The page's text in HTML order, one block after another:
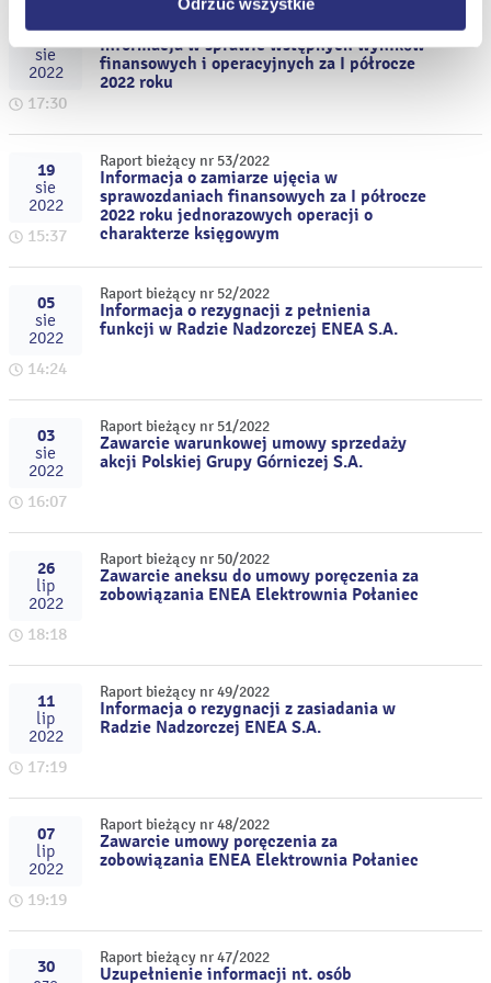
30
sie
2022
17:30
Raport bieżący nr 54/2022
Informacja w sprawie wstępnych wyników
finansowych i operacyjnych za I półrocze
2022 roku
19
sie
2022
15:37
Raport bieżący nr 53/2022
Informacja o zamiarze ujęcia w
sprawozdaniach finansowych za I półrocze
2022 roku jednorazowych operacji o
charakterze księgowym
05
sie
2022
14:24
Raport bieżący nr 52/2022
Informacja o rezygnacji z pełnienia
funkcji w Radzie Nadzorczej ENEA S.A.
03
sie
2022
16:07
Raport bieżący nr 51/2022
Zawarcie warunkowej umowy sprzedaży
akcji Polskiej Grupy Górniczej S.A.
26
lip
2022
18:18
Raport bieżący nr 50/2022
Zawarcie aneksu do umowy poręczenia za
zobowiązania ENEA Elektrownia Połaniec
11
lip
2022
17:19
Raport bieżący nr 49/2022
Informacja o rezygnacji z zasiadania w
Radzie Nadzorczej ENEA S.A.
07
lip
2022
19:19
Raport bieżący nr 48/2022
Zawarcie umowy poręczenia za
zobowiązania ENEA Elektrownia Połaniec
30
Raport bieżący nr 47/2022
Uzupełnienie informacji nt. osób